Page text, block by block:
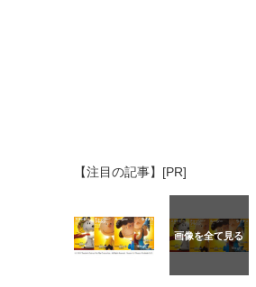
【注目の記事】[PR]